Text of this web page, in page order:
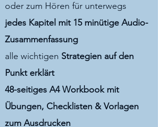
oder zum Hören für unterwegs
jedes Kapitel mit 15 minütige Audio-
Zusammenfassung
alle wichtigen Strategien auf den
Punkt erklärt
48-seitiges A4 Workbook mit
Übungen, Checklisten & Vorlagen
zum Ausdrucken